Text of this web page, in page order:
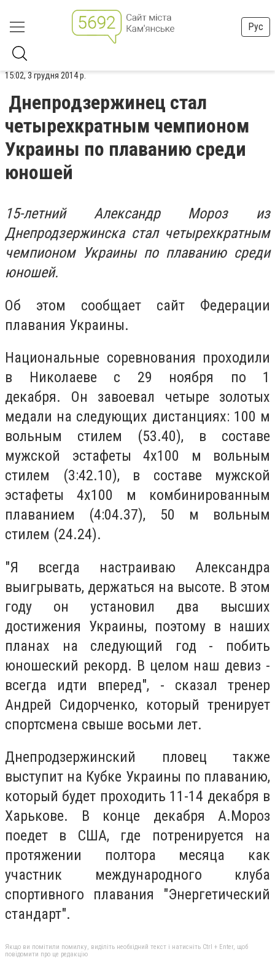
Рус
15:02, 3 грудня 2014 р.
Днепродзержинец стал
четырехкратным чемпионом
Украины по плаванию среди
юношей
15-летний Александр Мороз из
Днепродзержинска стал четырехкратным
чемпионом Украины по плаванию среди
юношей.
Об этом сообщает сайт Федерации
плавания Украины.
Национальные соревнования проходили
в Николаеве с 29 ноября по 1
декабря. Он завоевал четыре золотых
медали на следующих дистанциях: 100 м
вольным стилем (53.40), в составе
мужской эстафеты 4х100 м вольным
стилем (3:42.10), в составе мужской
эстафеты 4х100 м комбинированным
плаванием (4:04.37), 50 м вольным
стилем (24.24).
"Я всегда настраиваю Александра
выигрывать, держаться на высоте. В этом
году он установил два высших
достижения Украины, поэтому в наших
планах на следующий год - побить
юношеский рекорд. В целом наш девиз -
всегда идти вперед", - сказал тренер
Андрей Сидорченко, который тренирует
спортсмена свыше восьми лет.
Днепродзержинский пловец также
выступит на Кубке Украины по плаванию,
который будет проходить 11-14 декабря в
Харькове. В конце декабря А.Мороз
поедет в США, где потренируется на
протяжении полтора месяца как
участник международного клуба
спортивного плавания "Энергетический
стандарт".
Якщо ви помітили помилку, виділіть необхідний текст і натисніть Ctrl + Enter, щоб
повідомити про це редакцію